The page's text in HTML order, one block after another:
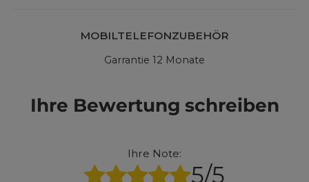
MOBILTELEFONZUBEHÖR
Garrantie 12 Monate
Ihre Bewertung schreiben
Ihre Note:
5/5